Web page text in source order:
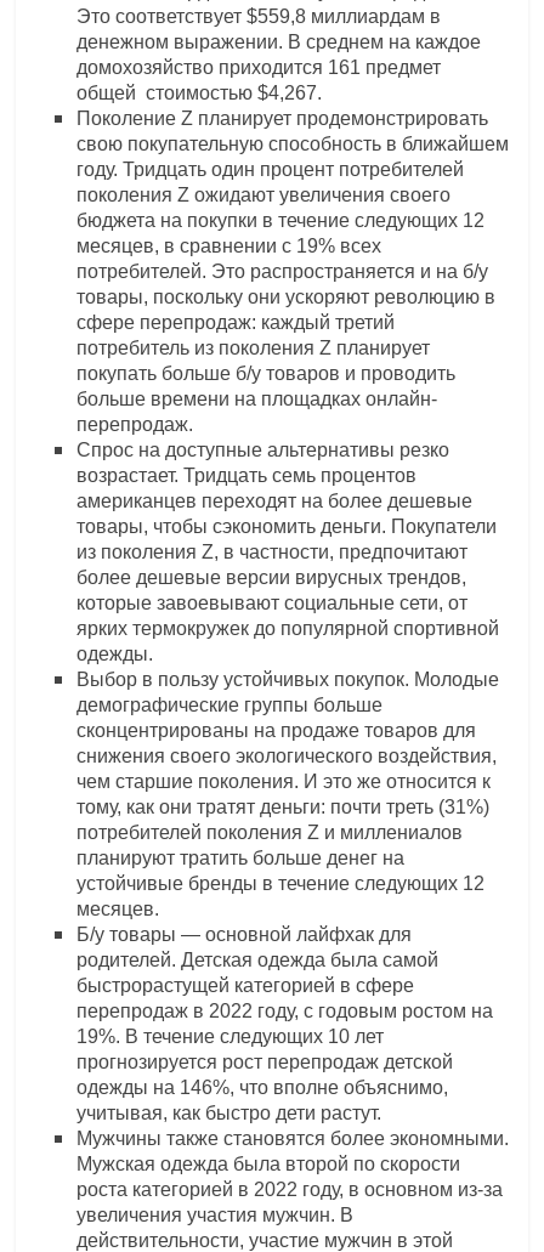
Это соответствует $559,8 миллиардам в
денежном выражении. В среднем на каждое
домохозяйство приходится 161 предмет
общей стоимостью $4,267.
Поколение Z планирует продемонстрировать
свою покупательную способность в ближайшем
году. Тридцать один процент потребителей
поколения Z ожидают увеличения своего
бюджета на покупки в течение следующих 12
месяцев, в сравнении с 19% всех
потребителей. Это распространяется и на б/у
товары, поскольку они ускоряют революцию в
сфере перепродаж: каждый третий
потребитель из поколения Z планирует
покупать больше б/у товаров и проводить
больше времени на площадках онлайн-
перепродаж.
Спрос на доступные альтернативы резко
возрастает. Тридцать семь процентов
американцев переходят на более дешевые
товары, чтобы сэкономить деньги. Покупатели
из поколения Z, в частности, предпочитают
более дешевые версии вирусных трендов,
которые завоевывают социальные сети, от
ярких термокружек до популярной спортивной
одежды.
Выбор в пользу устойчивых покупок. Молодые
демографические группы больше
сконцентрированы на продаже товаров для
снижения своего экологического воздействия,
чем старшие поколения. И это же относится к
тому, как они тратят деньги: почти треть (31%)
потребителей поколения Z и миллениалов
планируют тратить больше денег на
устойчивые бренды в течение следующих 12
месяцев.
Б/у товары — основной лайфхак для
родителей. Детская одежда была самой
быстрорастущей категорией в сфере
перепродаж в 2022 году, с годовым ростом на
19%. В течение следующих 10 лет
прогнозируется рост перепродаж детской
одежды на 146%, что вполне объяснимо,
учитывая, как быстро дети растут.
Мужчины также становятся более экономными.
Мужская одежда была второй по скорости
роста категорией в 2022 году, в основном из-за
увеличения участия мужчин. В
действительности, участие мужчин в этой